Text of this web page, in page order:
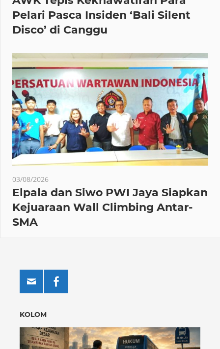
Pelari Pasca Insiden ‘Bali Silent
Disco’ di Canggu
03/08/2026
Elpala dan Siwo PWI Jaya Siapkan
Kejuaraan Wall Climbing Antar-
SMA
KOLOM